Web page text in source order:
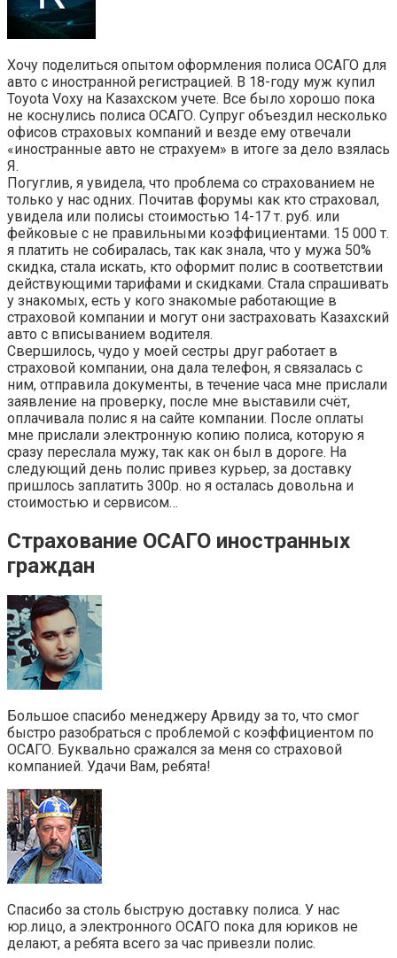
Хочу поделиться опытом оформления полиса ОСАГО для
авто с иностранной регистрацией. В 18-году муж купил
Toyota Voxy на Казахском учете. Все было хорошо пока
не коснулись полиса ОСАГО. Супруг объездил несколько
офисов страховых компаний и везде ему отвечали
«иностранные авто не страхуем» в итоге за дело взялась
Я.
Погуглив, я увидела, что проблема со страхованием не
только у нас одних. Почитав форумы как кто страховал,
увидела или полисы стоимостью 14-17 т. руб. или
фейковые с не правильными коэффициентами. 15 000 т.
я платить не собиралась, так как знала, что у мужа 50%
скидка, стала искать, кто оформит полис в соответствии
действующими тарифами и скидками. Стала спрашивать
у знакомых, есть у кого знакомые работающие в
страховой компании и могут они застраховать Казахский
авто с вписыванием водителя.
Свершилось, чудо у моей сестры друг работает в
страховой компании, она дала телефон, я связалась с
ним, отправила документы, в течение часа мне прислали
заявление на проверку, после мне выставили счёт,
оплачивала полис я на сайте компании. После оплаты
мне прислали электронную копию полиса, которую я
сразу переслала мужу, так как он был в дороге. На
следующий день полис привез курьер, за доставку
пришлось заплатить 300р. но я осталась довольна и
стоимостью и сервисом…
Страхование ОСАГО иностранных
граждан
Большое спасибо менеджеру Арвиду за то, что смог
быстро разобраться с проблемой с коэффициентом по
ОСАГО. Буквально сражался за меня со страховой
компанией. Удачи Вам, ребята!
Спасибо за столь быструю доставку полиса. У нас
юр.лицо, а электронного ОСАГО пока для юриков не
делают, а ребята всего за час привезли полис.